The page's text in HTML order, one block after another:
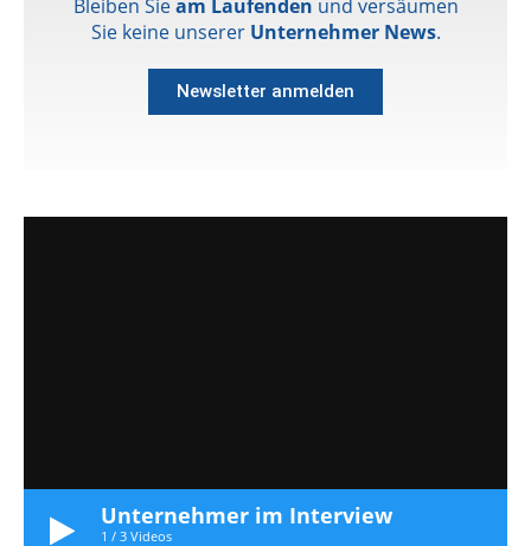
Bleiben Sieam Laufenden und versäumen
Sie keine unserer Unternehmer News.
Newsletter anmelden
Unternehmer im Interview
1 / 3 Videos